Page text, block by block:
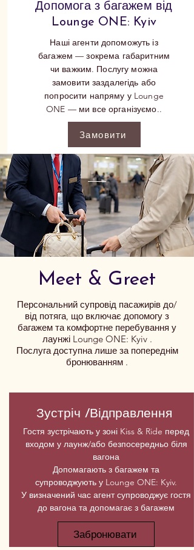
Допомога з багажем від
Lounge ONE: Kyiv
Наші агенти допоможуть із
багажем — зокрема габаритним
чи важким. Послугу можна
замовити заздалегідь або
попросити напряму у Lounge
ONE — ми все організуємо..
Замовити
Meet & Greet
Персональний супровід пасажирів до/
від потяга, що включає допомогу з
багажем та комфортне перебування у
лаунжі Lounge ONE: Kyiv .
Послуга доступна лише за попереднім
бронюванням .
Зустріч /Відправлення
Гостя зустрічають у зоні Kiss & Ride перед
входом у лаунж/або безпосередньо біля
вагона
Допомагають з багажем та
супроводжують у Lounge ONE: Kyiv.
У визначений час агент супроводжує гостя
до вагона та допомагає з багажем
Забронювати